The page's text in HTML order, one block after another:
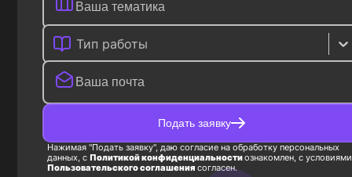
Тип работы
Подать заявку
Нажимая "Подать заявку", даю согласие на обработку персональных
данных, с Политикой конфиденциальностиознакомлен, с условиями
Пользовательского соглашения согласен.